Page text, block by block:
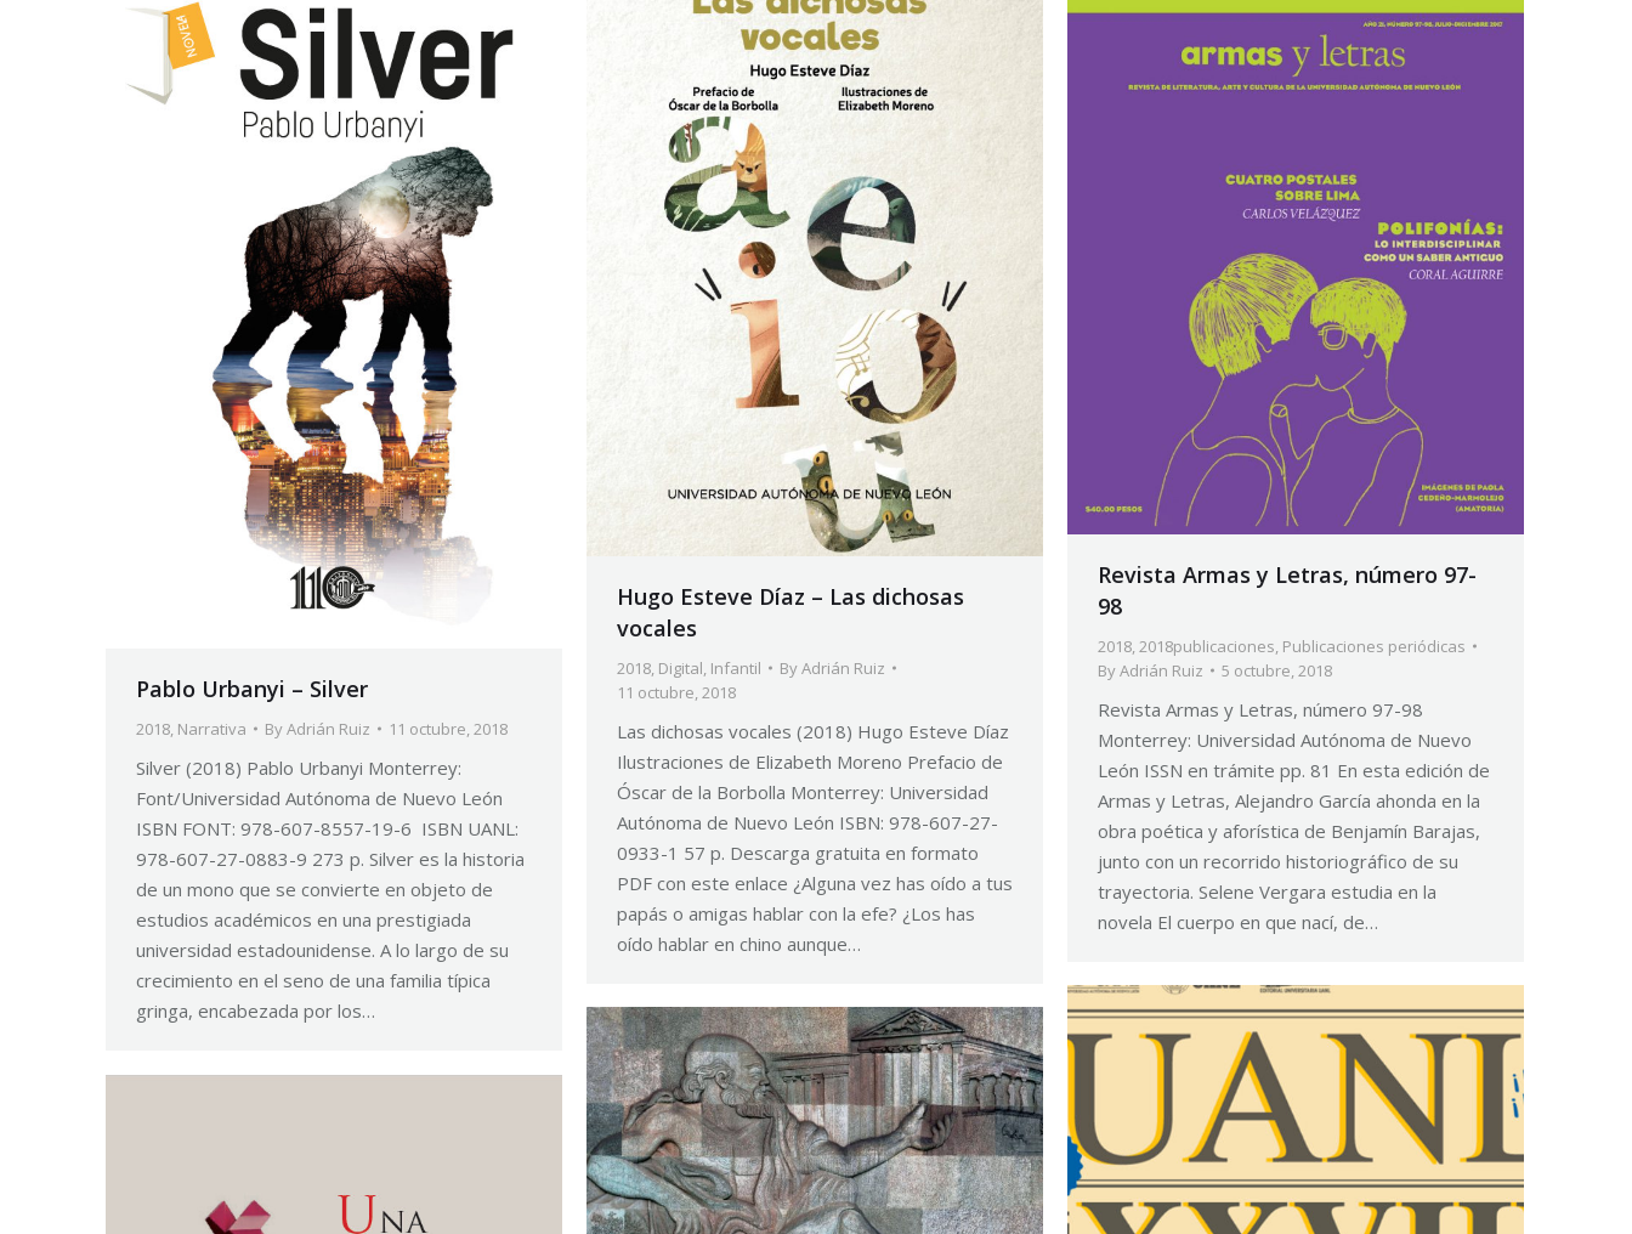
Pablo Urbanyi – Silver
2018, Narrativa ByAdrián Ruiz 11 octubre, 2018
Silver (2018) Pablo Urbanyi Monterrey:
Font/Universidad Autónoma de Nuevo León
ISBN FONT: 978-607-8557-19-6 ISBN UANL:
978-607-27-0883-9 273 p. Silver es la historia
de un mono que se convierte en objeto de
estudios académicos en una prestigiada
universidad estadounidense. A lo largo de su
crecimiento en el seno de una familia típica
gringa, encabezada por los…
Hugo Esteve Díaz – Las dichosas
vocales
2018, Digital, Infantil ByAdrián Ruiz
11 octubre, 2018
Las dichosas vocales (2018) Hugo Esteve Díaz
Ilustraciones de Elizabeth Moreno Prefacio de
Óscar de la Borbolla Monterrey: Universidad
Autónoma de Nuevo León ISBN: 978-607-27-
0933-1 57 p. Descarga gratuita en formato
PDF con este enlace ¿Alguna vez has oído a tus
papás o amigas hablar con la efe? ¿Los has
oído hablar en chino aunque…
Revista Armas y Letras, número 97-
98
2018,2018publicaciones, Publicaciones periódicas
ByAdrián Ruiz 5 octubre, 2018
Revista Armas y Letras, número 97-98
Monterrey: Universidad Autónoma de Nuevo
León ISSN en trámite pp. 81 En esta edición de
Armas y Letras, Alejandro García ahonda en la
obra poética y aforística de Benjamín Barajas,
junto con un recorrido historiográfico de su
trayectoria. Selene Vergara estudia en la
novela El cuerpo en que nací, de…